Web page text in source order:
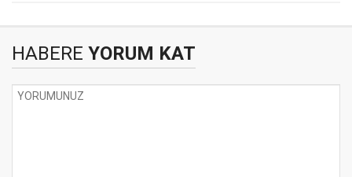
HABERE YORUM KAT